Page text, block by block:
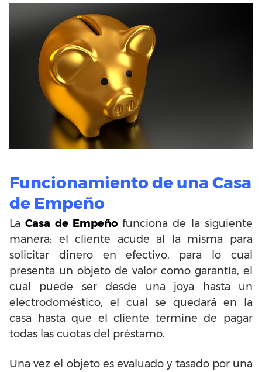
Funcionamiento de una Casa
de Empeño
LaCasa de Empeñofunciona de la siguiente
manera: el cliente acude al la misma para
solicitar dinero en efectivo, para lo cual
presenta un objeto de valor como garantía, el
cual puede ser desde una joya hasta un
electrodoméstico, el cual se quedará en la
casa hasta que el cliente termine de pagar
todas las cuotas del préstamo.
Una vez el objeto es evaluado y tasado por una